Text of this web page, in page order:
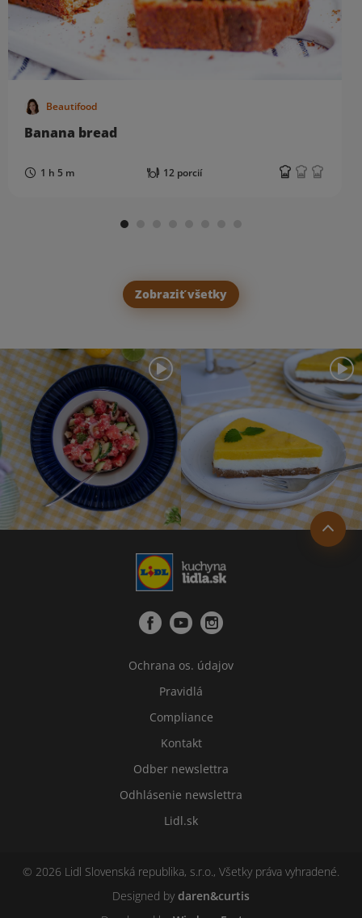
Beautifood
Banana bread
1 h 5 m 12 porcií
Zobraziť všetky
Ochrana os. údajov
Pravidlá
Compliance
Kontakt
Odber newslettra
Odhlásenie newslettra
Lidl.sk
© 2026 Lidl Slovenská republika, s.r.o., Všetky práva vyhradené.
Designed bydaren&curtis